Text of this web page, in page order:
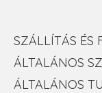
SZÁLLÍTÁS ÉS
ÁLTALÁNOS
ÁLTALÁNOS